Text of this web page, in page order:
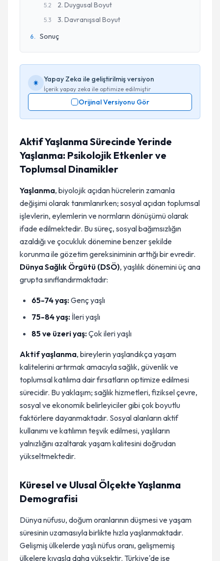
5.2 2. Duygusal Boyut
5.3 3. Davranışsal Boyut
6. Sonuç
Yapay Zeka ile geliştirilmiş versiyon
İçerik yapay zeka ile optimize edilmiştir
Orijinal Versiyonu Gör
Aktif Yaşlanma Sürecinde Yerinde
Yaşlanma: Psikolojik Etkenler ve
Toplumsal Dinamikler
Yaşlanma, biyolojik açıdan hücrelerin zamanla
değişimi olarak tanımlanırken; sosyal açıdan toplumsal
işlevlerin, eylemlerin ve normların dönüşümü olarak
ifade edilmektedir. Bu süreç, sosyal bağımsızlığın
azaldığı ve çocukluk dönemine benzer şekilde
korunma ile gözetim gereksiniminin arttığı bir evredir.
Dünya Sağlık Örgütü (DSÖ), yaşlılık dönemini üç ana
grupta sınıflandırmaktadır:
65-74 yaş:Genç yaşlı
75-84 yaş: İleri yaşlı
85 ve üzeri yaş:Çok ileri yaşlı
Aktif yaşlanma, bireylerin yaşlandıkça yaşam
kalitelerini artırmak amacıyla sağlık, güvenlik ve
toplumsal katılıma dair fırsatların optimize edilmesi
sürecidir. Bu yaklaşım; sağlık hizmetleri, fiziksel çevre,
sosyal ve ekonomik belirleyiciler gibi çok boyutlu
faktörlere dayanmaktadır. Sosyal alanların aktif
kullanımı ve katılımın teşvik edilmesi, yaşlıların
yalnızlığını azaltarak yaşam kalitesini doğrudan
yükseltmektedir.
Küresel ve Ulusal Ölçekte Yaşlanma
Demografisi
Dünya nüfusu, doğum oranlarının düşmesi ve yaşam
süresinin uzamasıyla birlikte hızla yaşlanmaktadır.
Gelişmiş ülkelerde yaşlı nüfus oranı, gelişmemiş
ülkelere kıyasla daha yüksektir. Türkiye'de ise